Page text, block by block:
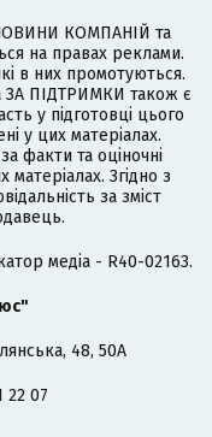
КОМПАНІЙ та
на правах реклами.
в них промотуються.
ПІДТРИМКИ також є
у підготовці цього
у цих матеріалах.
факти та оціночні
Згідно з
за зміст
медіа - R40-02163.
48, 50А
22 07